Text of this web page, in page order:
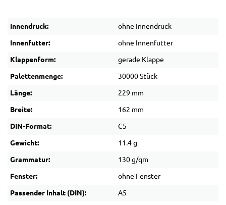
Innendruck: ohne Innendruck
Innenfutter: ohne Innenfutter
Klappenform: gerade Klappe
Palettenmenge: 30000 Stück
Länge: 229 mm
Breite: 162 mm
DIN-Format: C5
Gewicht: 11.4 g
Grammatur: 130 g/qm
Fenster: ohne Fenster
Passender Inhalt (DIN): A5